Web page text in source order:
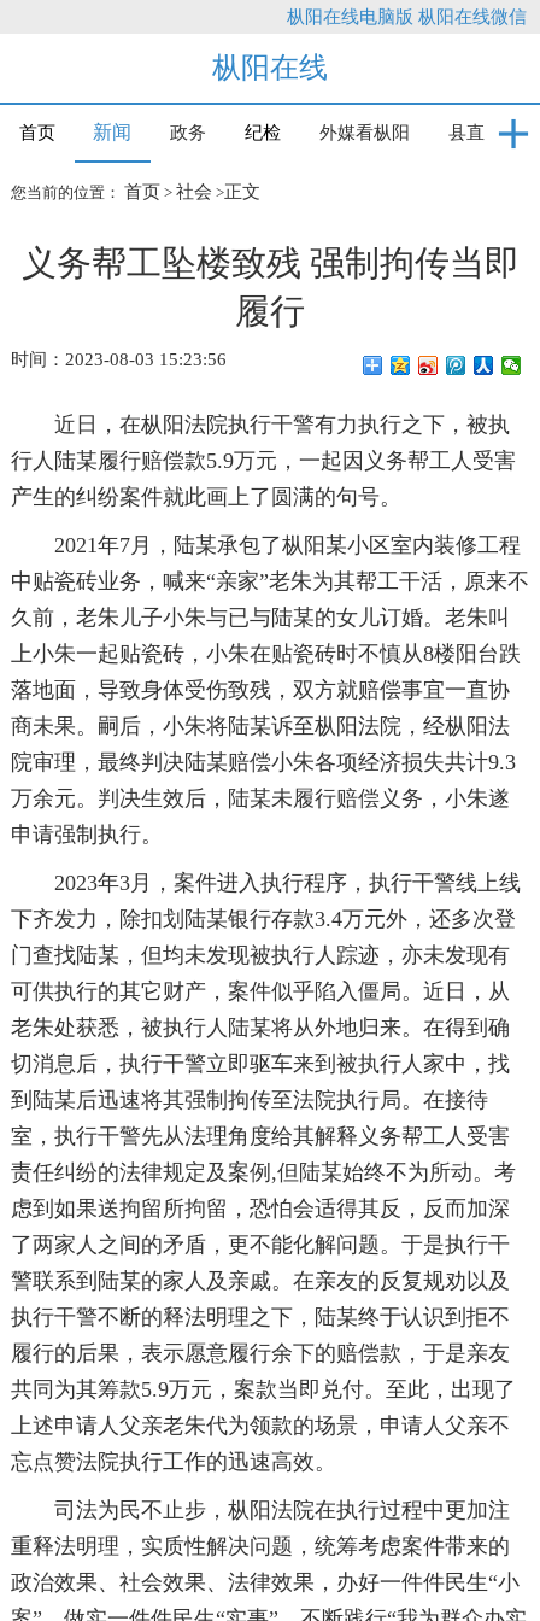
枞阳在线电脑版 枞阳在线微信
枞阳在线
首页 新闻 政务 纪检 外媒看枞阳 县直
您当前的位置： 首页 > 社会 >正文
义务帮工坠楼致残 强制拘传当即
履行
时间：2023-08-03 15:23:56
近日，在枞阳法院执行干警有力执行之下，被执
行人陆某履行赔偿款5.9万元，一起因义务帮工人受害
产生的纠纷案件就此画上了圆满的句号。
2021年7月，陆某承包了枞阳某小区室内装修工程
中贴瓷砖业务，喊来“亲家”老朱为其帮工干活，原来不
久前，老朱儿子小朱与已与陆某的女儿订婚。老朱叫
上小朱一起贴瓷砖，小朱在贴瓷砖时不慎从8楼阳台跌
落地面，导致身体受伤致残，双方就赔偿事宜一直协
商未果。嗣后，小朱将陆某诉至枞阳法院，经枞阳法
院审理，最终判决陆某赔偿小朱各项经济损失共计9.3
万余元。判决生效后，陆某未履行赔偿义务，小朱遂
申请强制执行。
2023年3月，案件进入执行程序，执行干警线上线
下齐发力，除扣划陆某银行存款3.4万元外，还多次登
门查找陆某，但均未发现被执行人踪迹，亦未发现有
可供执行的其它财产，案件似乎陷入僵局。近日，从
老朱处获悉，被执行人陆某将从外地归来。在得到确
切消息后，执行干警立即驱车来到被执行人家中，找
到陆某后迅速将其强制拘传至法院执行局。在接待
室，执行干警先从法理角度给其解释义务帮工人受害
责任纠纷的法律规定及案例,但陆某始终不为所动。考
虑到如果送拘留所拘留，恐怕会适得其反，反而加深
了两家人之间的矛盾，更不能化解问题。于是执行干
警联系到陆某的家人及亲戚。在亲友的反复规劝以及
执行干警不断的释法明理之下，陆某终于认识到拒不
履行的后果，表示愿意履行余下的赔偿款，于是亲友
共同为其筹款5.9万元，案款当即兑付。至此，出现了
上述申请人父亲老朱代为领款的场景，申请人父亲不
忘点赞法院执行工作的迅速高效。
司法为民不止步，枞阳法院在执行过程中更加注
重释法明理，实质性解决问题，统筹考虑案件带来的
政治效果、社会效果、法律效果，办好一件件民生“小